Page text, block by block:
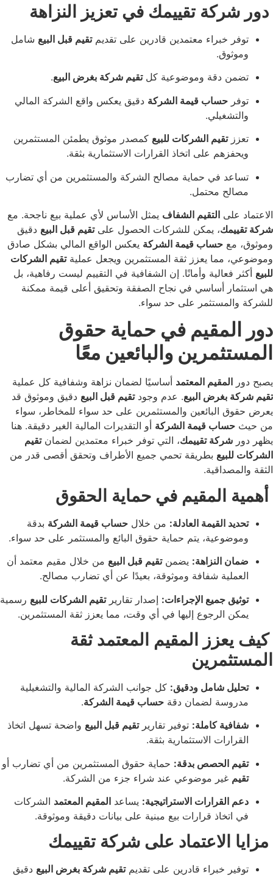
تقييمك في تعزيز النزاهة
خبراء معتمدين قادرين على تقديمتقيم قبل البيعشامل
دقة وموضوعية كلتقيم شركة بغرض البيع.
حساب قيمة الشركةدقيق يعكس واقع الشركة المالي
تقيم الشركات للبيعكمصدر موثوق يطمئن المستثمرين
على اتخاذ القرارات الاستثمارية بثقة.
في حماية مصالح الشركة والمستثمرين من أي تضارب
محتمل.
التقيم الشفافيمثل الأساس لأي عملية بيع ناجحة. مع
، يمكن للشركات الحصول علىتقيم قبل البيعدقيق
حساب قيمة الشركةيعكس الواقع المالي بشكل صادق
مما يعزز ثقة المستثمرين ويجعل عمليةتقيم الشركات
وأمانًا. إن الشفافية في التقييم ليست رفاهية، بل
أساسي في نجاح الصفقة وتحقيق أعلى قيمة ممكنة
على حد سواء.
في حماية حقوق
والبائعين معًا
المقيم المعتمدأساسيًا لضمان نزاهة وشفافية كل عملية
بغرض البيع. عدم وجودتقيم قبل البيعدقيق وموثوق قد
البائعين والمستثمرين على حد سواء للمخاطر، سواء
قيمة الشركةأو التقديرات المالية الغير دقيقة. هنا
شركة تقييمك، التي توفر خبراء معتمدين لضمانتقيم
بطريقة تحمي جميع الأطراف وتحقق أقصى قدر من
المقيم في حماية الحقوق
القيمة العادلة:من خلال حساب قيمة الشركةبدقة
يتم حماية حقوق البائع والمستثمر على حد سواء.
النزاهة:يضمنتقيم قبل البيعمن خلال مقيم معتمد أن
شفافة وموثوقة، بعيدًا عن أي تضارب مصالح.
جميع الإجراءات:إصدار تقاريرتقيم الشركات للبيع رسمية
الرجوع إليها في أي وقت، مما يعزز ثقة المستثمرين.
المقيم المعتمد ثقة
شامل ودقيق:كل جوانب الشركة المالية والتشغيلية
لضمان دقةحساب قيمة الشركة.
كاملة:توفير تقاريرتقيم قبل البيعواضحة تسهل اتخاذ
الاستثمارية بثقة.
الحصص بدقة:حماية حقوق المستثمرين من أي تضارب أو
غير موضوعي عند شراء جزء من الشركة.
الاستراتيجية:يساعدالمقيم المعتمدالشركات
قرارات بيع مبنية على بيانات دقيقة وموثوقة.
الاعتماد على شركة تقييمك
خبراء قادرين على تقديمتقيم شركة بغرض البيعدقيق